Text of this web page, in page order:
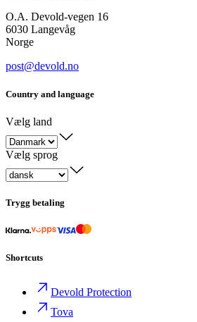
O.A. Devold-vegen 16
6030 Langevåg
Norge
post@devold.no
Country and language
Vælg land
Vælg sprog
Trygg betaling
Shortcuts
Devold Protection
Tova